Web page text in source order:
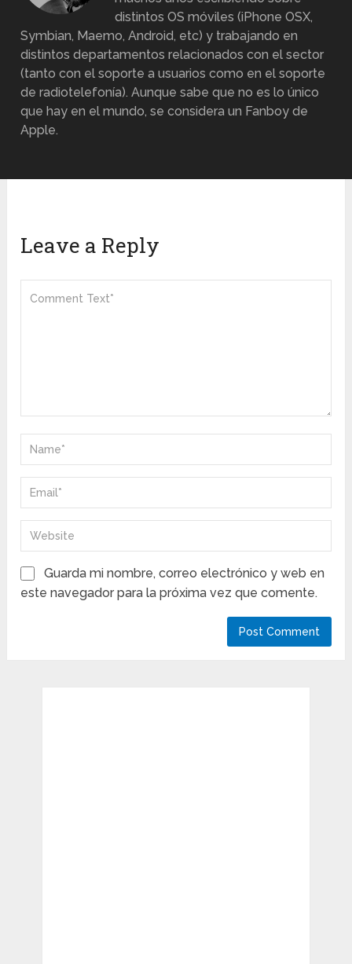
distintos OS móviles (iPhone OSX,
Symbian, Maemo, Android, etc) y trabajando en
distintos departamentos relacionados con el sector
(tanto con el soporte a usuarios como en el soporte
de radiotelefonía). Aunque sabe que no es lo único
que hay en el mundo, se considera un Fanboy de
Apple.
Leave a Reply
Guarda mi nombre, correo electrónico y web en
este navegador para la próxima vez que comente.